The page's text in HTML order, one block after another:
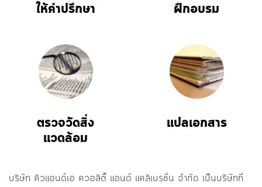
ให้คำปรึกษา ฝึกอบรม
ตรวจวัดสิ่ง
แวดล้อม
แปลเอกสาร
บริษัท คิวแอนด์เอ ควอลิตี้ แอนด์ แคลิเบรชั่น จำกัด เป็นบริษัทที่